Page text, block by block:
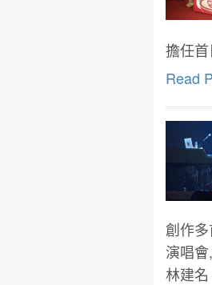
擔任
Read
創作
演唱
林建名